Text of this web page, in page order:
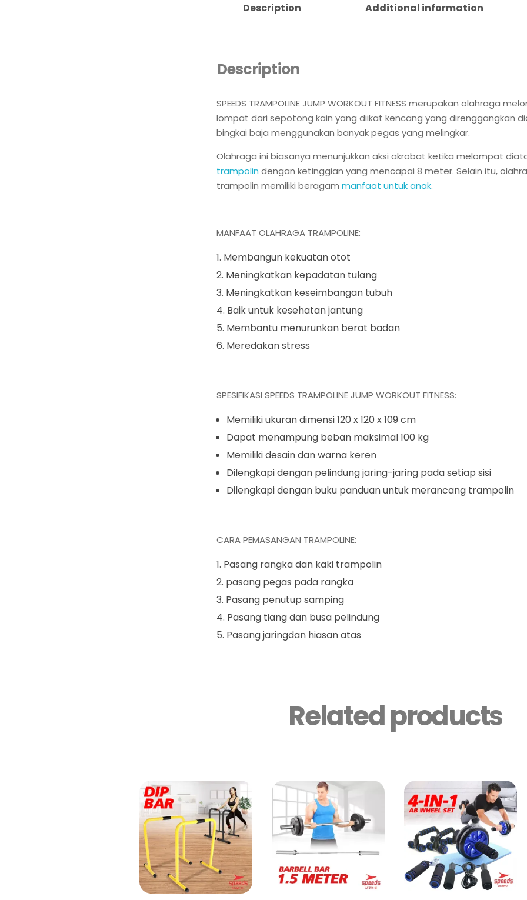
Description Additional information
Description
SPEEDS TRAMPOLINE JUMP WORKOUT FITNESS merupakan olahraga
lompat dari sepotong kain yang diikat kencang yang direnggangkan
bingkai baja menggunakan banyak pegas yang melingkar.
Olahraga ini biasanya menunjukkan aksi akrobat ketika melompat
trampolin dengan ketinggian yang mencapai 8 meter. Selain itu,
trampolin memiliki beragam manfaat untuk anak.
MANFAAT OLAHRAGA TRAMPOLINE:
Membangun kekuatan otot
Meningkatkan kepadatan tulang
Meningkatkan keseimbangan tubuh
Baik untuk kesehatan jantung
Membantu menurunkan berat badan
Meredakan stress
SPESIFIKASI SPEEDS TRAMPOLINE JUMP WORKOUT FITNESS:
Memiliki ukuran dimensi 120 x 120 x 109 cm
Dapat menampung beban maksimal 100 kg
Memiliki desain dan warna keren
Dilengkapi dengan pelindung jaring-jaring pada setiap sisi
Dilengkapi dengan buku panduan untuk merancang trampolin
CARA PEMASANGAN TRAMPOLINE:
Pasang rangka dan kaki trampolin
pasang pegas pada rangka
Pasang penutup samping
Pasang tiang dan busa pelindung
Pasang jaringdan hiasan atas
Related products